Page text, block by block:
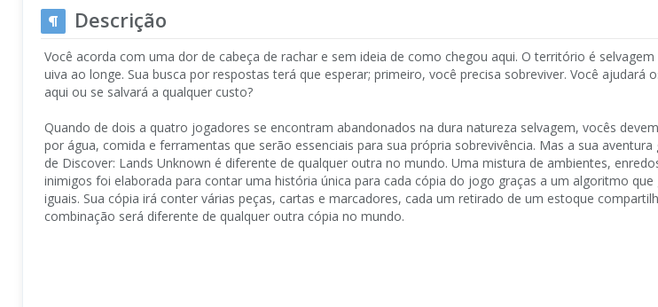
Descrição
Você acorda com uma dor de cabeça de rachar e sem ideia de como chegou aqui. O território é
uiva ao longe. Sua busca por respostas terá que esperar; primeiro, você precisa sobreviver. Você ajudará
aqui ou se salvará a qualquer custo?
Quando de dois a quatro jogadores se encontram abandonados na dura natureza selvagem, vocês
por água, comida e ferramentas que serão essenciais para sua própria sobrevivência. Mas a sua
de Discover: Lands Unknown é diferente de qualquer outra no mundo. Uma mistura de ambientes,
inimigos foi elaborada para contar uma história única para cada cópia do jogo graças a um algoritmo
iguais. Sua cópia irá conter várias peças, cartas e marcadores, cada um retirado de um estoque
combinação será diferente de qualquer outra cópia no mundo.